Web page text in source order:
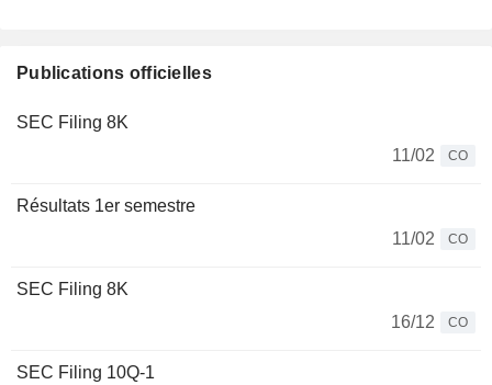
Publications officielles
SEC Filing 8K
11/02
CO
Résultats 1er semestre
11/02
CO
SEC Filing 8K
16/12
CO
SEC Filing 10Q-1